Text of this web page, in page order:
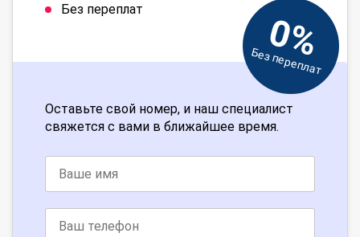
Без переплат
0%
Без переплат
Оставьте свой номер, и наш специалист
свяжется с вами в ближайшее время.